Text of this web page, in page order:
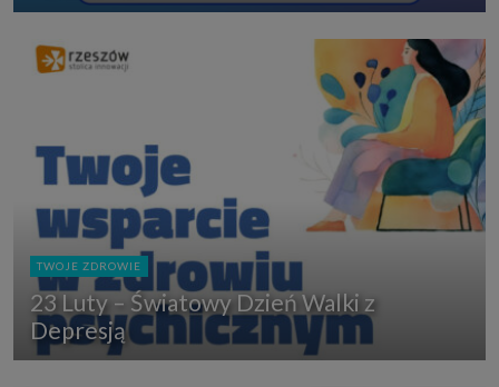
TWOJE ZDROWIE
23 Luty – Światowy Dzień Walki z
Depresją